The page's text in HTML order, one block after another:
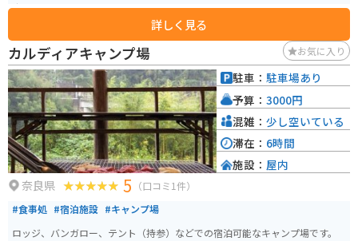
広いです。
詳しく見る
カルディアキャンプ場 お気に入り
奈良県 5 （口コミ1件）
#食事処 #宿泊施設 #キャンプ場
ロッジ、バンガロー、テント（持参）などでの宿泊可能なキャンプ場です。
駐車： 駐車場あり
予算： 3000円
混雑： 少し空いている
滞在： 6時間
施設： 屋内